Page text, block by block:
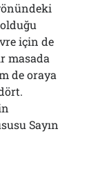
için de
masada
de oraya
Sayın